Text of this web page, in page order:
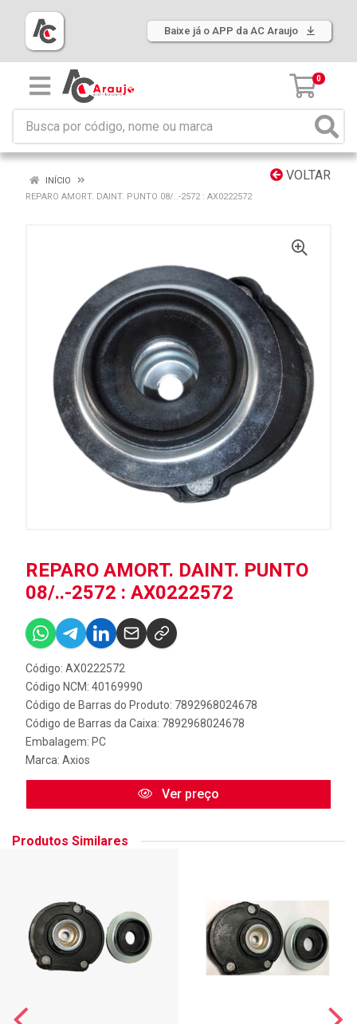
Baixe já o APP da AC Araujo
0
VOLTAR
INÍCIO
REPARO AMORT. DAINT. PUNTO 08/..-2572 : AX0222572
REPARO AMORT. DAINT. PUNTO
08/..-2572 : AX0222572
Código: AX0222572
Código NCM: 40169990
Código de Barras do Produto: 7892968024678
Código de Barras da Caixa: 7892968024678
Embalagem: PC
Marca: Axios
Ver preço
Produtos Similares